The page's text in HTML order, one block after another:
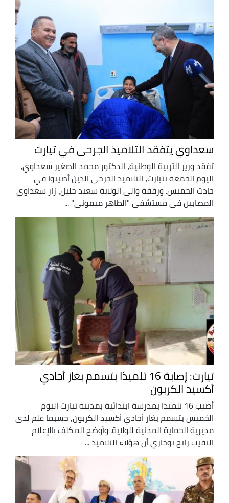
سعداوي يتفقد التلاميذ الجرحى في تيارت
تفقد وزير التربية الوطنية، الدكتور محمد الصغير سعداوي،
اليوم الجمعة بتيارت، التلاميذ الجرحى الذين أصيبوا في
حادث الخميس. ورفقة والي الولاية سعيد خليل، زار سعداوي
المصابين في مستشفى "الطاهر ميموني" ...
تيارت: إصابة 16 تلميذا بتسمم بغاز أحادي
أكسيد الكربون
أصيب 16 تلميذا بمدرسة ابتدائية بمدينة تيارت اليوم
الخميس بتسمم بغاز أحادي أكسيد الكربون, حسبما علم لدى
مديرية الحماية المدنية للولاية. وأوضح المكلف بالإعلام
النقيب رابح بوخاري أن هؤلاء التلاميذ ...